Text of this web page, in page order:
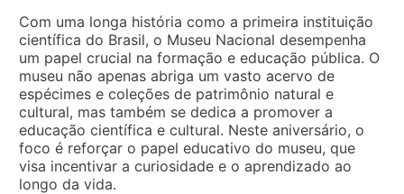
Com uma longa história como a primeira instituição
científica do Brasil, o Museu Nacional desempenha
um papel crucial na formação e educação pública. O
museu não apenas abriga um vasto acervo de
espécimes e coleções de patrimônio natural e
cultural, mas também se dedica a promover a
educação científica e cultural. Neste aniversário, o
foco é reforçar o papel educativo do museu, que
visa incentivar a curiosidade e o aprendizado ao
longo da vida.